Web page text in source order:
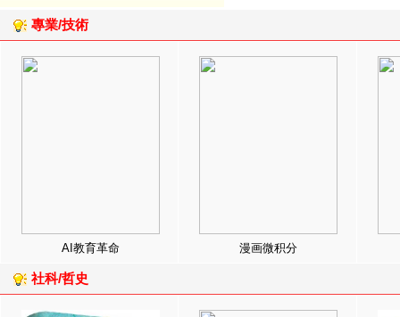
專業/技術
AI教育革命 漫画微积分
社科/哲史